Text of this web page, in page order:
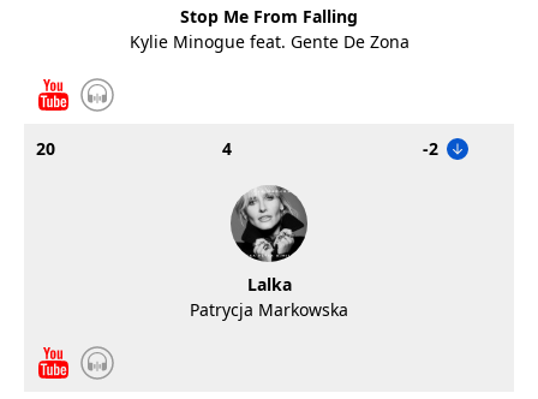
Stop Me From Falling
Kylie Minogue feat. Gente De Zona
20 4 -2
Lalka
Patrycja Markowska